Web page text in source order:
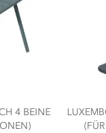
4 BEINE